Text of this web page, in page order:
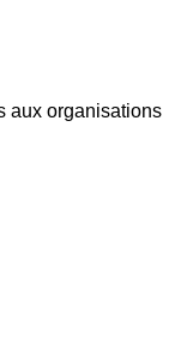
aux organisations